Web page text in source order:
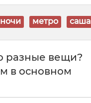
метро саша
разные вещи?
в основном